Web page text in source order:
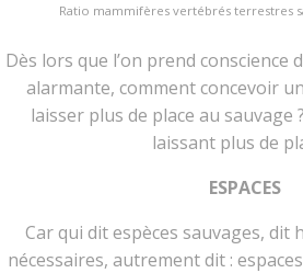
Ratio mammifères vertébrés terrestres
Dès lors que l’on prend
alarmante, comment concevoir
laisser plus de place au sauvage
laissant plus de
ESPACES
Car qui dit espèces sauvages,
nécessaires, autrement dit :